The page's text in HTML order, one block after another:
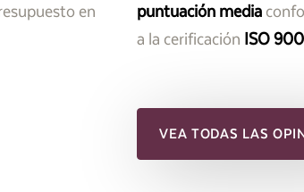
en
puntuación media
a la cerificación ISO
VEA TODAS LAS